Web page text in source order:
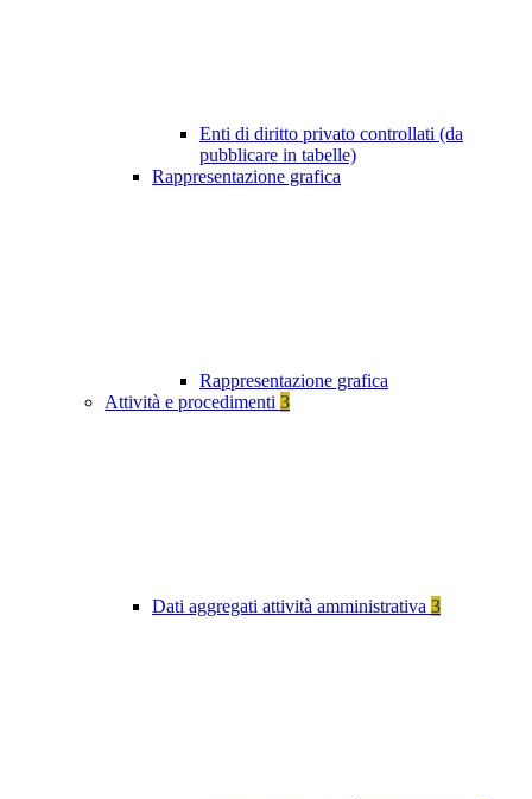
Enti di diritto privato controllati (da
pubblicare in tabelle)
Rappresentazione grafica
Rappresentazione grafica
Attività e procedimenti 3
Dati aggregati attività amministrativa 3